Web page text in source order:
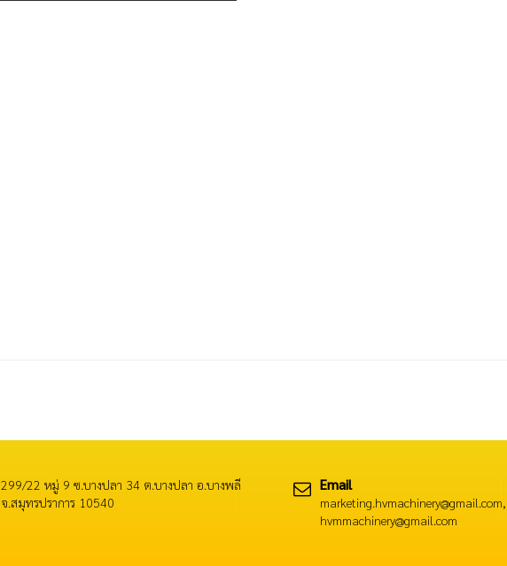
299/22 หมู่ 9 ซ.บางปลา 34 ต.บางปลา อ.บางพลี
จ.สมุทรปราการ 10540
Email
marketing.hvmachinery@gmail.com,
hvmmachinery@gmail.com